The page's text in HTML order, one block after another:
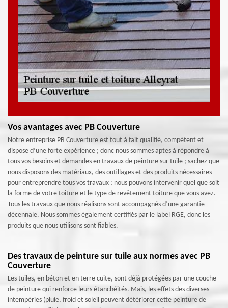
Vos avantages avec PB Couverture
Notre entreprise PB Couverture est tout à fait qualifié, compétent et
dispose d’une forte expérience ; donc nous sommes aptes à répondre à
tous vos besoins et demandes en travaux de peinture sur tuile ; sachez que
nous disposons des matériaux, des outillages et des produits nécessaires
pour entreprendre tous vos travaux ; nous pouvons intervenir quel que soit
la forme de votre toiture et le type de revêtement toiture que vous avez.
Tous les travaux que nous réalisons sont accompagnés d’une garantie
décennale. Nous sommes également certifiés par le label RGE, donc les
produits que nous utilisons sont fiables.
Des travaux de peinture sur tuile aux normes avec PB
Couverture
Les tuiles, en béton et en terre cuite, sont déjà protégées par une couche
de peinture qui renforce leurs étanchéités. Mais, les effets des diverses
intempéries (pluie, froid et soleil peuvent détériorer cette peinture de